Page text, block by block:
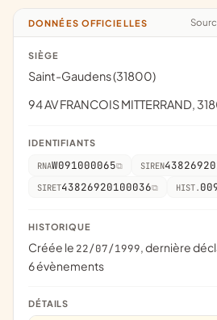
DONNÉES OFFICIELLES
SIÈGE
Saint-Gaudens (31800)
94 AV FRANCOIS MITTERRAND,
IDENTIFIANTS
RNAW091000065 SIREN
SIRET43826920100036 HIST.
HISTORIQUE
Créée le 22/07/1999, dernière
6 évènements
DÉTAILS